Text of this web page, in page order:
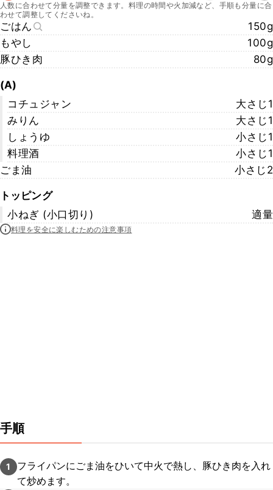
人数に合わせて分量を調整できます。料理の時間や火加減など、手順も分量に合
わせて調整してくださいね。
ごはん
150g
もやし
100g
豚ひき肉
80g
(A)
コチュジャン
大さじ1
みりん
大さじ1
しょうゆ
小さじ1
料理酒
小さじ1
ごま油
小さじ2
トッピング
小ねぎ (小口切り)
適量
料理を安全に楽しむための注意事項
手順
1
フライパンにごま油をひいて中火で熱し、豚ひき肉を入れ
て炒めます。